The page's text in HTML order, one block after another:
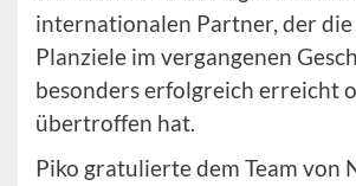
internationalen Partner, der
Planziele im vergangenen
besonders erfolgreich erreicht
übertroffen hat.
Piko gratulierte dem Team von